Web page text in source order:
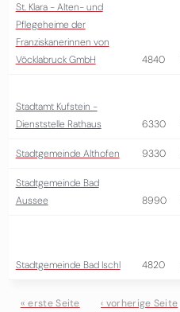
St. Klara - Alten- und
Pflegeheime der
Franziskanerinnen von
Vöcklabruck GmbH
4840
Stadtamt Kufstein -
Dienststelle Rathaus
6330
Stadtgemeinde Althofen 9330
Stadtgemeinde Bad
Aussee
8990
Stadtgemeinde Bad Ischl 4820
« erste Seite ‹ vorherige Seite